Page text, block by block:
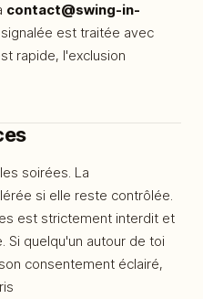
contact@swing-in-
est traitée avec
rapide, l'exclusion
soirées. La
si elle reste contrôlée.
est strictement interdit et
Si quelqu'un autour de toi
consentement éclairé,